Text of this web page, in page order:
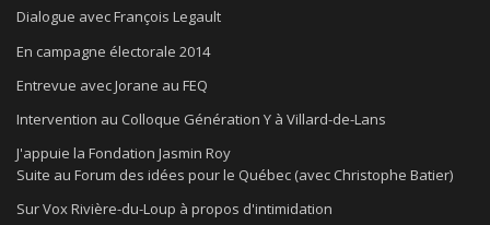
Dialogue avec François Legault
En campagne électorale 2014
Entrevue avec Jorane au FEQ
Intervention au Colloque Génération Y à Villard-de-Lans
J'appuie la Fondation Jasmin Roy
Suite au Forum des idées pour le Québec (avec Christophe Batier)
Sur Vox Rivière-du-Loup à propos d'intimidation